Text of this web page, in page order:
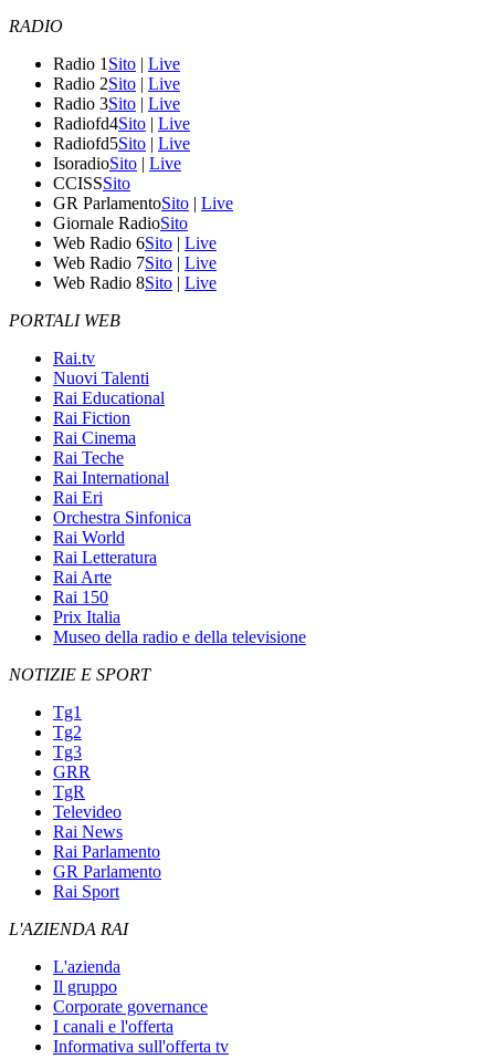
RADIO
Radio 1 Sito | Live
Radio 2Sito | Live
Radio 3Sito | Live
Radiofd4Sito | Live
Radiofd5Sito | Live
IsoradioSito | Live
CCISSSito
GR ParlamentoSito | Live
Giornale RadioSito
Web Radio 6Sito | Live
Web Radio 7Sito | Live
Web Radio 8Sito | Live
PORTALI WEB
Rai.tv
Nuovi Talenti
Rai Educational
Rai Fiction
Rai Cinema
Rai Teche
Rai International
Rai Eri
Orchestra Sinfonica
Rai World
Rai Letteratura
Rai Arte
Rai 150
Prix Italia
Museo della radio e della televisione
NOTIZIE E SPORT
Tg1
Tg2
Tg3
GRR
TgR
Televideo
Rai News
Rai Parlamento
GR Parlamento
Rai Sport
L'AZIENDA RAI
L'azienda
Il gruppo
Corporate governance
I canali e l'offerta
Informativa sull'offerta tv